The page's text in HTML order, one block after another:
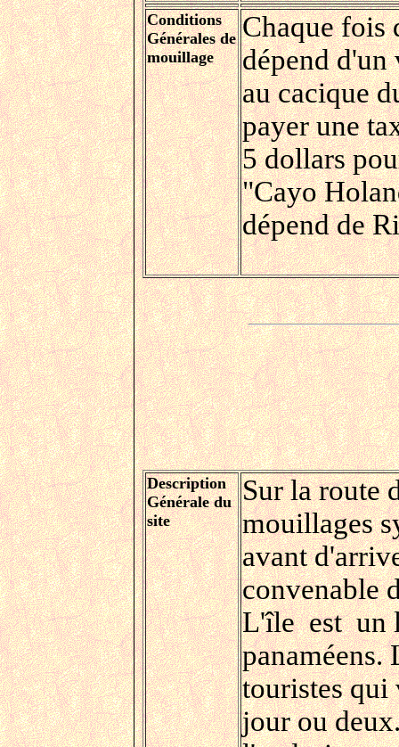
Conditions
Générales de
mouillage
Chaque fois
dépend d'un
au cacique
payer une
5 dollars
"Cayo
dépend de
Description
Générale du
site
Sur la route
mouillages
avant
convenable
L'île est un
panaméens.
touristes qui
jour ou